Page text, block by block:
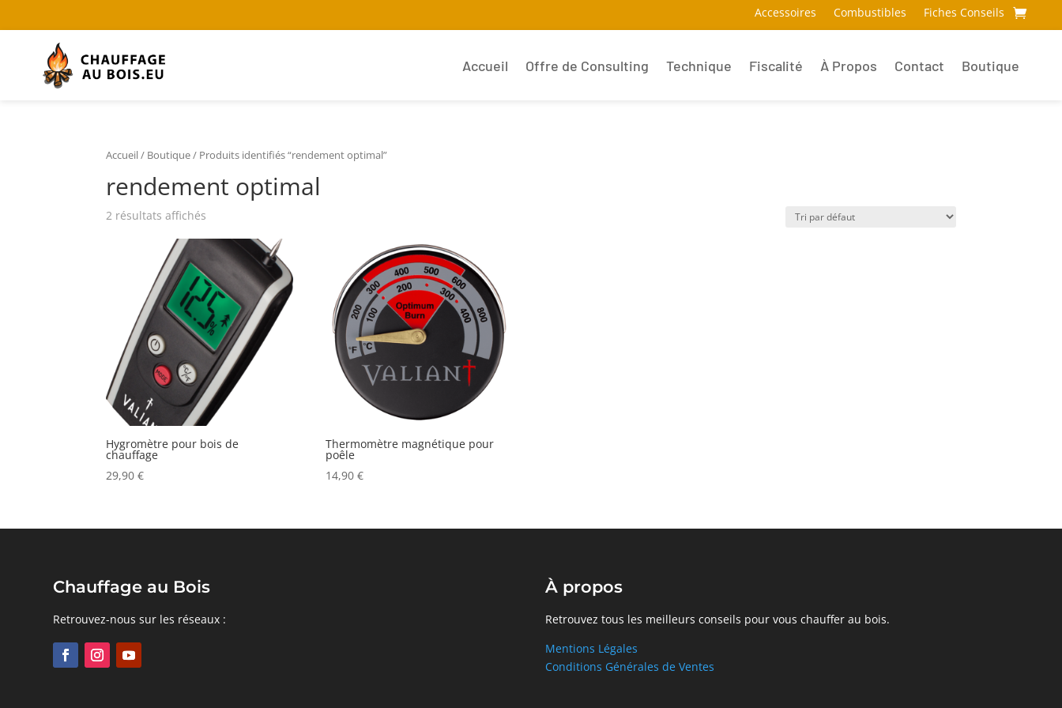
Accessoires Combustibles Fiches Conseils
Accueil Offre de Consulting Technique Fiscalité À Propos Contact Boutique
Accueil/ Boutique/ Produits identifiés “rendement optimal”
rendement optimal
2 résultats affichés
Hygromètre pour bois de
chauffage
29,90€
Thermomètre magnétique pour
poêle
14,90€
Chauffage au Bois
Retrouvez-nous sur les réseaux :
À propos
Retrouvez tous les meilleurs conseils pour vous chauffer au bois.
Mentions Légales
Conditions Générales de Ventes